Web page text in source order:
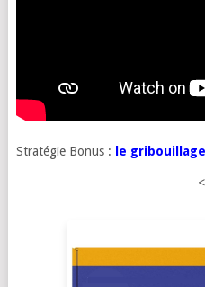
Stratégie Bonus : le
<